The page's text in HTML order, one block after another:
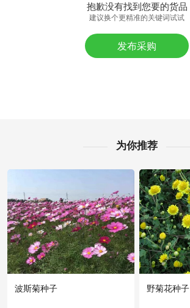
附近沈**老板13小时前获取了报价
附近夏**老板55分钟前成功采购
佛山市何**老板21小时前成功采购
附近姜**老板21分钟前获取了报价
佛山市张**老板21小时前看了商品
附近吴**老板33分钟前获取了报价
抱歉没有找到您要的货品
建议换个更精准的关键词试试
发布采购
为你推荐
波斯菊种子 野菊花种子